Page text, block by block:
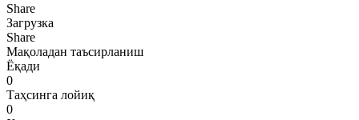
Share
Загрузка
Share
Мақоладан таъсирланиш
Ёқади
0
Таҳсинга лойиқ
0